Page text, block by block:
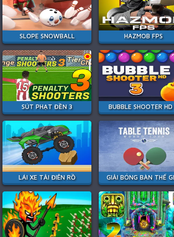
SLOPE SNOWBALL HAZMOB FPS
SÚT PHẠT ĐỀN 3 BUBBLE SHOOTER
LÁI XE TẢI ĐIÊN RỒ GIẢI BÓNG BÀN THẾ